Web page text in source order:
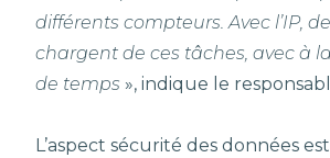
différents compteurs. Avec l’IP,
chargent de ces tâches, avec à
de temps », indique le
L’aspect sécurité des données